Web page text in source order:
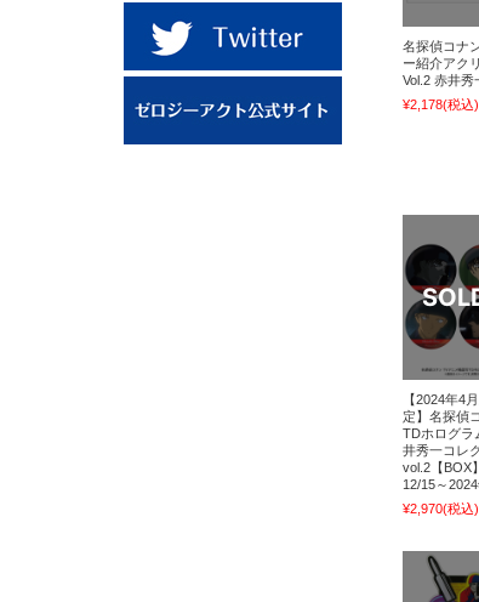
名探偵コナ
ー紹介アク
Vol.2 赤井秀
¥2,178(税込)
【2024年4
定】名探偵
TDホログラ
井秀一コレ
vol.2【BOX
12/15～2024
¥2,970(税込)